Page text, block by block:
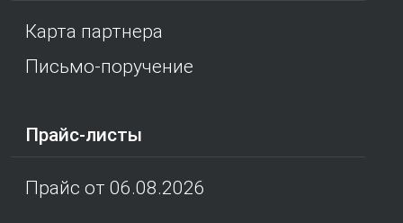
Карта партнера
Письмо-поручение
Прайс-листы
Прайс от 06.08.2026